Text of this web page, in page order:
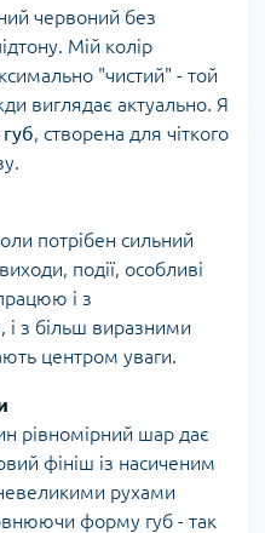
червоний без
Мій колір
"чистий" - той
виглядає актуально. Я
, створена для чіткого
потрібен сильний
події, особливі
і з
і з більш виразними
центром уваги.
рівномірний шар дає
фініш із насиченим
рухами
форму губ - так